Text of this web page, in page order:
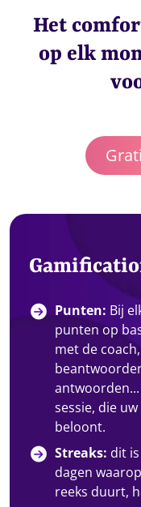
Het
op elk
Punten: Bij
punten op
met de
sessie, die
beloont.
Streaks: dit
dagen
reeks duurt,